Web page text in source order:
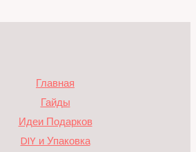
Главная
Гайды
Идеи Подарков
DIY и Упаковка